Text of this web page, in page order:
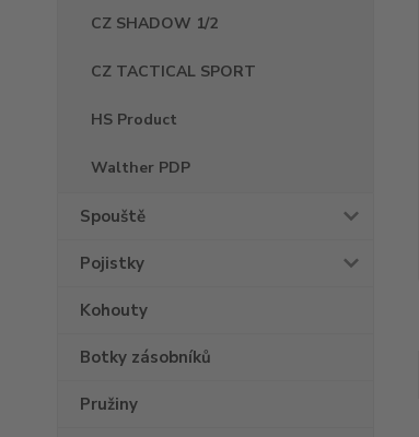
CZ SHADOW 1/2
CZ TACTICAL SPORT
HS Product
Walther PDP
Spouště
Pojistky
Kohouty
Botky zásobníků
Pružiny